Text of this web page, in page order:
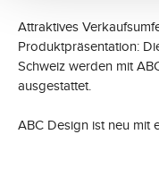
Attraktives
Produktpräsentation:
Schweiz werden mit
ausgestattet.
ABC Design ist neu mit